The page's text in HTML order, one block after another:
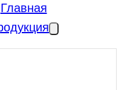
Главная